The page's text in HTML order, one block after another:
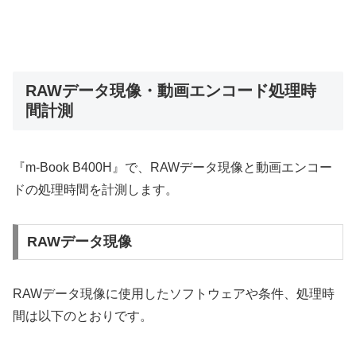
RAWデータ現像・動画エンコード処理時
間計測
『m-Book B400H』で、RAWデータ現像と動画エンコー
ドの処理時間を計測します。
RAWデータ現像
RAWデータ現像に使用したソフトウェアや条件、処理時
間は以下のとおりです。